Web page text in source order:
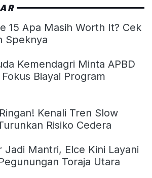
15 Apa Masih Worth It? Cek
Speknya
Kemendagri Minta APBD
Biayai Program
Kenali Tren Slow
Risiko Cedera
Jadi Mantri, Elce Kini Layani
Toraja Utara